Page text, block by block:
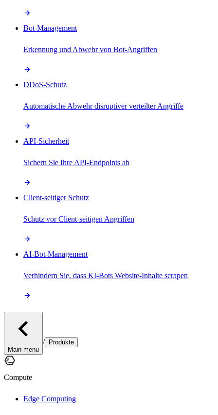
Bot-Management
Erkennung und Abwehr von Bot-Angriffen
DDoS-Schutz
Automatische Abwehr disruptiver verteilter Angriffe
API-Sicherheit
Sichern Sie Ihre API-Endpoints ab
Client-seitiger Schutz
Schutz vor Client-seitigen Angriffen
AI-Bot-Management
Verhindern Sie, dass KI-Bots Website-Inhalte scrapen
Main menu
/ Produkte
Compute
Edge Computing